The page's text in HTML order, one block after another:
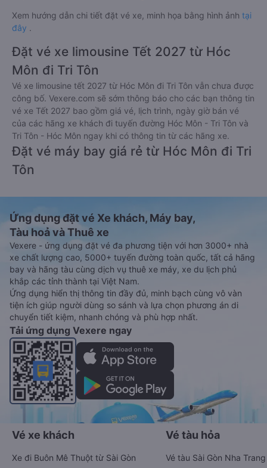
Xem hướng dẫn chi tiết đặt vé xe, minh họa bằng hình ảnh tại
đây .
Đặt vé xe limousine Tết 2027 từ Hóc
Môn đi Tri Tôn
Vé xe limousine tết 2027 từ Hóc Môn đi Tri Tôn vẫn chưa được
công bố. Vexere.com sẽ sớm thông báo cho các bạn thông tin
vé xe Tết 2027 bao gồm giá vé, lịch trình, ngày giờ bán vé
của các hãng xe khách đi tuyến đường Hóc Môn - Tri Tôn và
Tri Tôn - Hóc Môn ngay khi có thông tin từ các hãng xe.
Đặt vé máy bay giá rẻ từ Hóc Môn đi Tri
Tôn
Ứng dụng đặt vé Xe khách, Máy bay,
Tàu hoả và Thuê xe
Vexere - ứng dụng đặt vé đa phương tiện với hơn 3000+ nhà
xe chất lượng cao, 5000+ tuyến đường toàn quốc, tất cả hãng
bay và hãng tàu cùng dịch vụ thuê xe máy, xe du lịch phủ
khắp các tỉnh thành tại Việt Nam.
Ứng dụng hiển thị thông tin đầy đủ, minh bạch cùng vô vàn
tiện ích giúp người dùng so sánh và lựa chọn phương án di
chuyển tiết kiệm, nhanh chóng và phù hợp nhất.
Tải ứng dụng Vexere ngay
Vé xe khách
Xe đi Buôn Mê Thuột từ Sài Gòn
Vé tàu hỏa
Vé tàu Sài Gòn Nha Trang